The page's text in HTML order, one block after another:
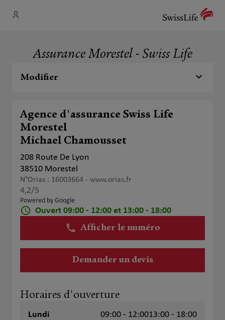
Assurance Morestel - Swiss Life
Modifier
Agence d'assurance Swiss Life
Morestel
Michael Chamousset
208 Route De Lyon
38510 Morestel
N°Orias : 16003664 - www.orias.fr
4,2/5
Powered by Google
Ouvert 09:00 - 12:00 et 13:00 - 18:00
Afficher le numéro
Demander un devis
Horaires d'ouverture
Lundi 09:00 - 12:0013:00 - 18:00